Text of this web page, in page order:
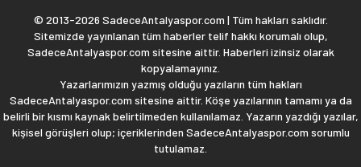
© 2013-2026 SadeceAntalyaspor.com | Tüm hakları saklıdır.
Sitemizde yayınlanan tüm haberler telif hakkı korumalı olup,
SadeceAntalyaspor.com sitesine aittir. Haberleri izinsiz olarak
kopyalamayınız.
Yazarlarımızın yazmış olduğu yazıların tüm hakları
SadeceAntalyaspor.com sitesine aittir. Köşe yazılarının tamamı ya da
belirli bir kısmı kaynak belirtilmeden kullanılamaz. Yazarın yazdığı yazılar,
kişisel görüşleri olup; içeriklerinden SadeceAntalyaspor.com sorumlu
tutulamaz.